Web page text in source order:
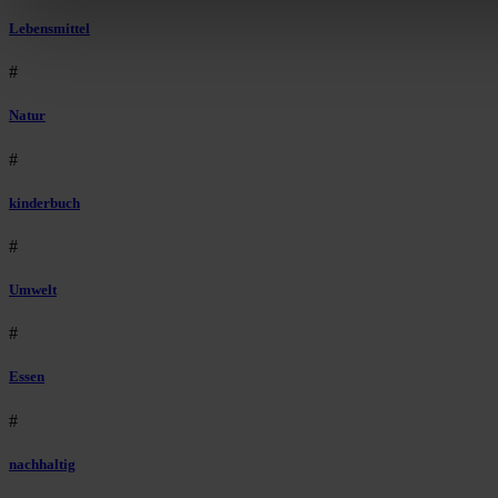
Lebensmittel
#
Natur
#
kinderbuch
#
Umwelt
#
Essen
#
nachhaltig